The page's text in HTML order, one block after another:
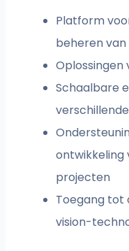
Platform
beheren
Oplossingen
Schaalbare
ontwikkeling
projecten
Toegang tot
vision-